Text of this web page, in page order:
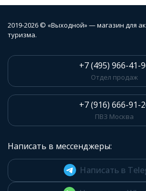
2019-2026 © «Выходной» — магазин для
туризма.
+7 (495) 966-41-
Отдел продаж
+7 (916) 666-91-
ПВЗ Москва
Написать в мессенджеры:
Написать в